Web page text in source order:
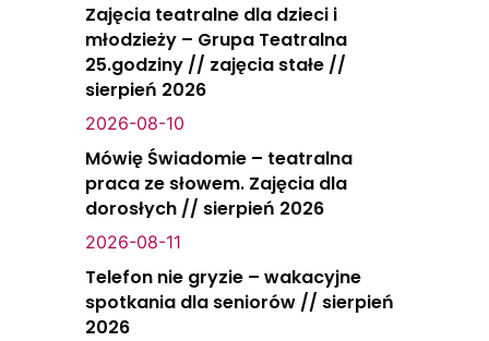
Zajęcia teatralne dla dzieci i
młodzieży – Grupa Teatralna
25.godziny // zajęcia stałe //
sierpień 2026
2026-08-10
Mówię Świadomie – teatralna
praca ze słowem. Zajęcia dla
dorosłych // sierpień 2026
2026-08-11
Telefon nie gryzie – wakacyjne
spotkania dla seniorów // sierpień
2026